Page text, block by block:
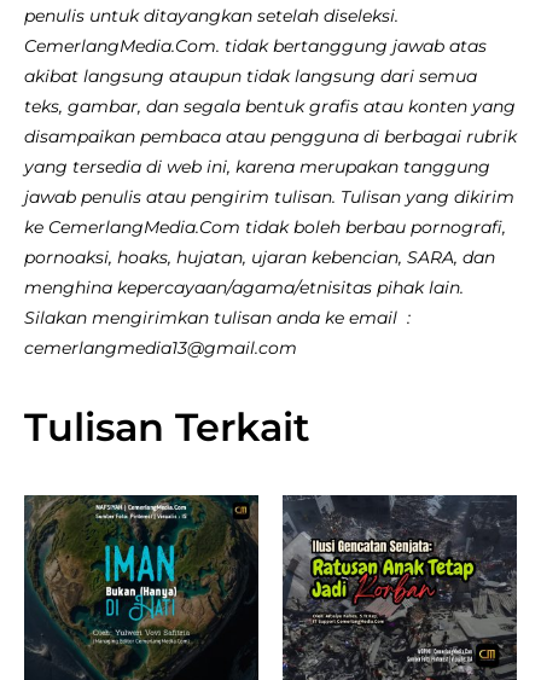
penulis untuk ditayangkan setelah diseleksi.
CemerlangMedia.Com. tidak bertanggung jawab atas
akibat langsung ataupun tidak langsung dari semua
teks, gambar, dan segala bentuk grafis atau konten yang
disampaikan pembaca atau pengguna di berbagai rubrik
yang tersedia di web ini, karena merupakan tanggung
jawab penulis atau pengirim tulisan. Tulisan yang dikirim
ke CemerlangMedia.Com tidak boleh berbau pornografi,
pornoaksi, hoaks, hujatan, ujaran kebencian, SARA, dan
menghina kepercayaan/agama/etnisitas pihak lain.
Silakan mengirimkan tulisan anda ke email :
cemerlangmedia13@gmail.com
Tulisan Terkait